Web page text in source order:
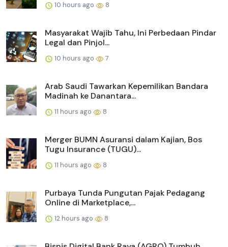
10 hours ago 8
Masyarakat Wajib Tahu, Ini Perbedaan Pindar
Legal dan Pinjol...
10 hours ago 7
Arab Saudi Tawarkan Kepemilikan Bandara
Madinah ke Danantara...
11 hours ago 8
Merger BUMN Asuransi dalam Kajian, Bos
Tugu Insurance (TUGU)...
11 hours ago 8
Purbaya Tunda Pungutan Pajak Pedagang
Online di Marketplace,...
12 hours ago 8